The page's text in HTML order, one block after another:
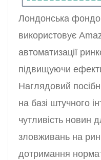
Лондонська
використовує
автоматизації
підвищуючи
Наглядовий
на базі штучного
чутливість новин
зловживань на
дотримання